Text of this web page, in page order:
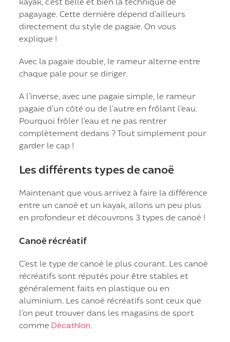
pagayage. Cette dernière dépend d’ailleurs
directement du style de pagaie. On vous
explique !
Avec la pagaie double, le rameur alterne entre
chaque pale pour se diriger.
A l’inverse, avec une pagaie simple, le rameur
pagaie d’un côté ou de l’autre en frôlant l’eau.
Pourquoi frôler l’eau et ne pas rentrer
complètement dedans ? Tout simplement pour
garder le cap !
Les différents types de canoë
Maintenant que vous arrivez à faire la différence
entre un canoë et un kayak, allons un peu plus
en profondeur et découvrons 3 types de canoë !
Canoë récréatif
C’est le type de canoë le plus courant. Les canoë
récréatifs sont réputés pour être stables et
généralement faits en plastique ou en
aluminium. Les canoë récréatifs sont ceux que
l’on peut trouver dans les magasins de sport
commeDécathlon